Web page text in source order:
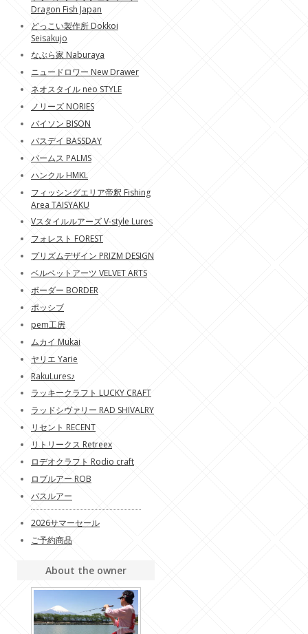
Dragon Fish Japan
どっこい製作所 Dokkoi
Seisakujo
なぶら家 Naburaya
ニュードロワー New Drawer
ネオスタイル neo STYLE
ノリーズ NORIES
バイソン BISON
バスデイ BASSDAY
パームス PALMS
ハンクル HMKL
フィッシングエリア帝釈 Fishing
Area TAISYAKU
Vスタイルルアーズ V-style Lures
フォレスト FOREST
プリズムデザイン PRIZM DESIGN
ベルベットアーツ VELVET ARTS
ボーダー BORDER
ポッシブ
pem工房
ムカイ Mukai
ヤリエ Yarie
RakuLures♪
ラッキークラフト LUCKY CRAFT
ラッドシヴァリー RAD SHIVALRY
リセント RECENT
リトリークス Retreex
ロデオクラフト Rodio craft
ロブルアー ROB
バスルアー
2026サマーセール
ご予約商品
About the owner